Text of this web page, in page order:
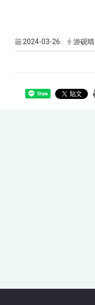
2024-03-26 游砚晴
Share